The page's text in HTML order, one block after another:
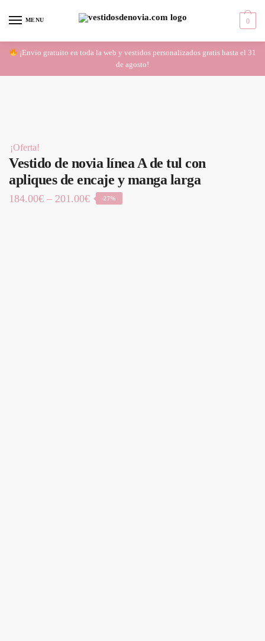
MENU 0
¡Envío gratuito en toda la web y vestidos personalizados gratis hasta el 31
de agosto!
¡Oferta!
Vestido de novia línea A de tul con
apliques de encaje y manga larga
184.00€ – 201.00€ -27%